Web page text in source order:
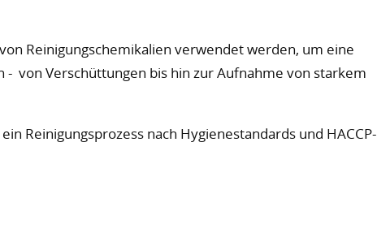
Reinigungschemikalien verwendet werden, um eine
- von Verschüttungen bis hin zur Aufnahme von starkem
Reinigungsprozess nach Hygienestandards und HACCP-